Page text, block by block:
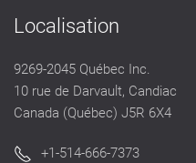
Localisation
9269-2045 Québec Inc.
10 rue de Darvault, Candiac
Canada (Québec) J5R 6X4
+1-514-666-7373